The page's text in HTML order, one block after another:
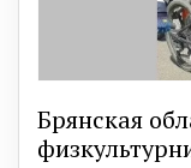
Брянская